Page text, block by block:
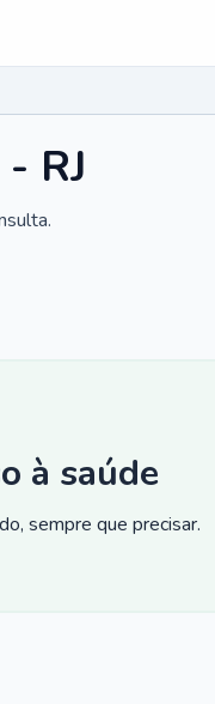
RJ
à saúde
sempre que precisar.